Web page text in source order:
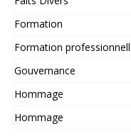
Formation
Formation
Gouvernance
Hommage
Hommage